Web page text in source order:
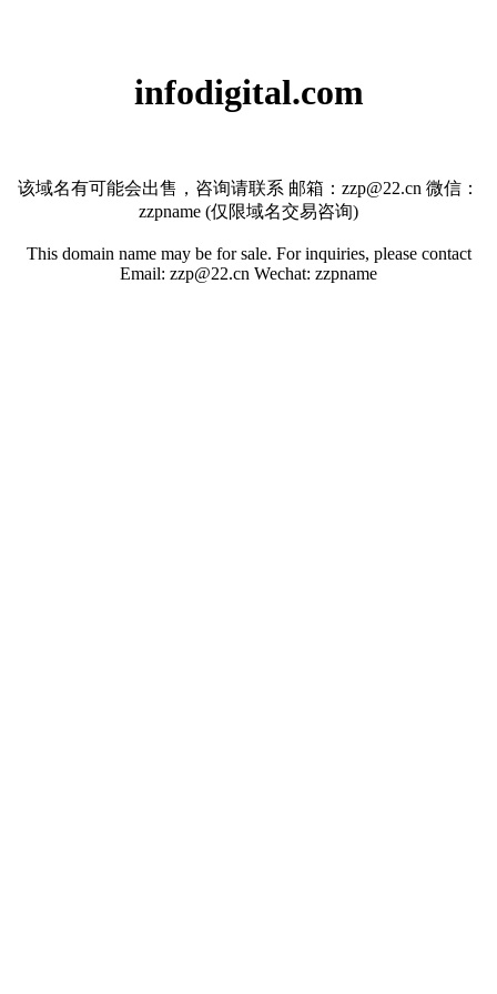
infodigital.com
该域名有可能会出售，咨询请联系 邮箱：zzp@22.cn 微信：
zzpname (仅限域名交易咨询)
This domain name may be for sale. For inquiries, please contact
Email: zzp@22.cn Wechat: zzpname